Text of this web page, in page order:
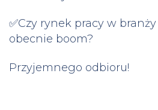
✅Czy rynek pracy w
obecnie boom?
Przyjemnego odbioru!